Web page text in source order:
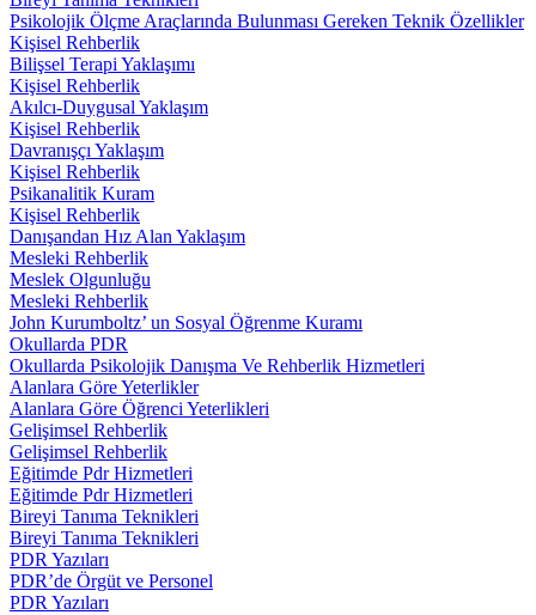
Psikolojik Ölçme Araçlarında Bulunması Gereken Teknik Özellikler
Kişisel Rehberlik
Bilişsel Terapi Yaklaşımı
Kişisel Rehberlik
Akılcı-Duygusal Yaklaşım
Kişisel Rehberlik
Davranışçı Yaklaşım
Kişisel Rehberlik
Psikanalitik Kuram
Kişisel Rehberlik
Danışandan Hız Alan Yaklaşım
Mesleki Rehberlik
Meslek Olgunluğu
Mesleki Rehberlik
John Kurumboltz’ un Sosyal Öğrenme Kuramı
Okullarda PDR
Okullarda Psikolojik Danışma Ve Rehberlik Hizmetleri
Alanlara Göre Yeterlikler
Alanlara Göre Öğrenci Yeterlikleri
Gelişimsel Rehberlik
Gelişimsel Rehberlik
Eğitimde Pdr Hizmetleri
Eğitimde Pdr Hizmetleri
Bireyi Tanıma Teknikleri
Bireyi Tanıma Teknikleri
PDR Yazıları
PDR’de Örgüt ve Personel
PDR Yazıları